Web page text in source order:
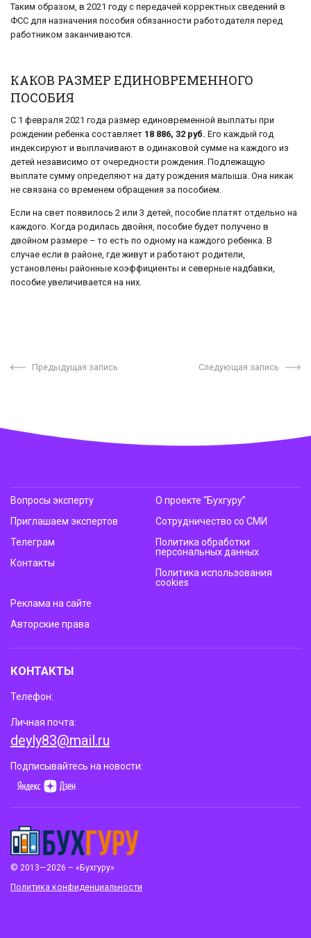
Таким образом, в 2021 году с передачей корректных сведений в
ФСС для назначения пособия обязанности работодателя перед
работником заканчиваются.
КАКОВ РАЗМЕР ЕДИНОВРЕМЕННОГО
ПОСОБИЯ
С 1 февраля 2021 года размер единовременной выплаты при
рождении ребенка составляет 18 886, 32 руб. Его каждый год
индексируют и выплачивают в одинаковой сумме на каждого из
детей независимо от очередности рождения. Подлежащую
выплате сумму определяют на дату рождения малыша. Она никак
не связана со временем обращения за пособием.
Если на свет появилось 2 или 3 детей, пособие платят отдельно на
каждого. Когда родилась двойня, пособие будет получено в
двойном размере – то есть по одному на каждого ребенка. В
случае если в районе, где живут и работают родители,
установлены районные коэффициенты и северные надбавки,
пособие увеличивается на них.
Предыдущая запись Следующая запись
© 2013—2026 – «Бухгуру»
Политика конфиденциальности
Вопросы эксперту
Приглашаем экспертов
Телеграм
Контакты
О проекте “Бухгуру”
Сотрудничество со СМИ
Политика обработки
персональных данных
Политика использования
cookies
Реклама на сайте
Авторские права
КОНТАКТЫ
Телефон:
Личная почта:
deyly83@mail.ru
Подписывайтесь на новости: